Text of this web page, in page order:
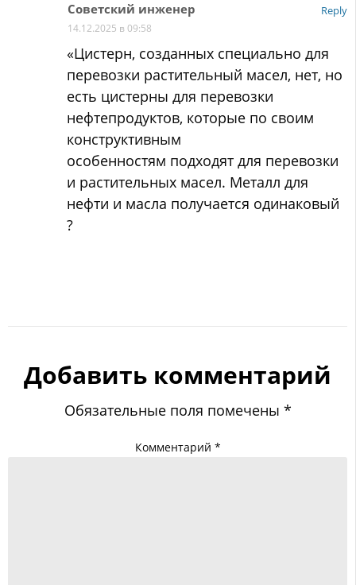
Советский инженер
14.12.2025 в 09:58
«Цистерн, созданных специально для
перевозки растительный масел, нет, но
есть цистерны для перевозки
нефтепродуктов, которые по своим
конструктивным
особенностям подходят для перевозки
и растительных масел. Металл для
нефти и масла получается одинаковый
?
Reply
Добавить комментарий
Обязательные поля помечены *
Комментарий *